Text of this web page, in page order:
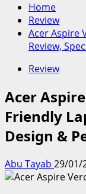
Home
Review
Acer Aspire
Review,
Review
Acer
Friendly
Design &
Abu Tayab 29/01/